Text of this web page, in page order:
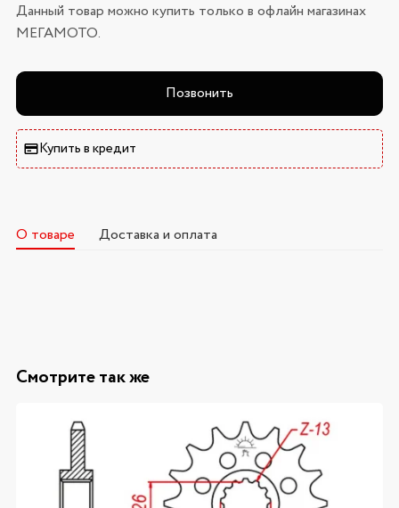
Данный товар можно купить только в офлайн магазинах
МЕГАМОТО.
Позвонить
Купить в кредит
О товаре Доставка и оплата
Смотрите так же